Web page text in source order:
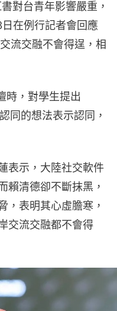
對台青年影響嚴重，
在例行記者會回應
流交融不會得逞，相
時，對學生提出
同的想法表示認同，
表示，大陸社交軟件
賴清德卻不斷抹黑，
，表明其心虛膽寒，
交流交融都不會得